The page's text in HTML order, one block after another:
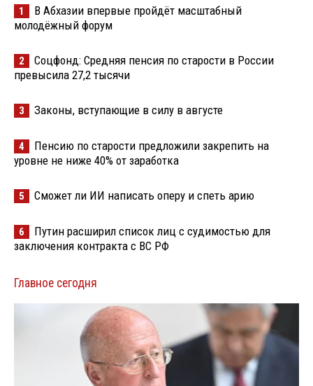
1
В Абхазии впервые пройдёт масштабный
молодёжный форум
2
Соцфонд: Средняя пенсия по старости в России
превысила 27,2 тысячи
3 Законы, вступающие в силу в августе
4
Пенсию по старости предложили закрепить на
уровне не ниже 40% от заработка
5 Сможет ли ИИ написать оперу и спеть арию
6
Путин расширил список лиц с судимостью для
заключения контракта с ВС РФ
Главное сегодня